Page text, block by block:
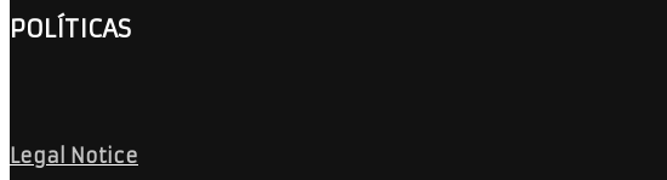
POLÍTICAS
Legal Notice